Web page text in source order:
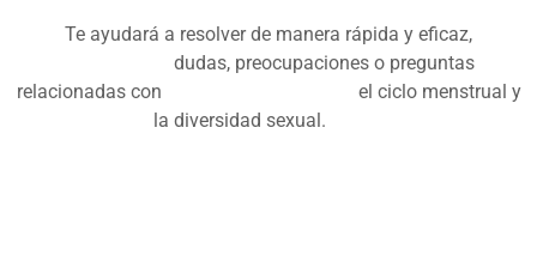
Te ayudará a resolver de manera rápida y eficaz,
dudas, preocupaciones o preguntas
relacionadas con el ciclo menstrual y
la diversidad sexual.